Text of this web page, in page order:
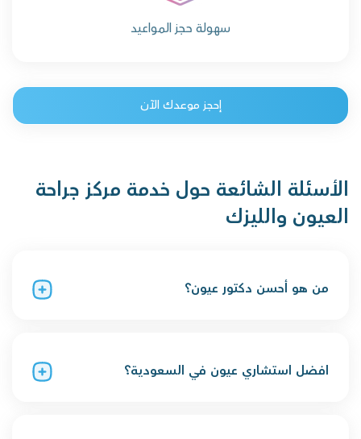
سهولة حجز المواعيد
إحجز موعدك الآن
الأسئلة الشائعة حول خدمة مركز جراحة
العيون والليزك
من هو أحسن دكتور عيون؟
افضل استشاري عيون في السعودية؟